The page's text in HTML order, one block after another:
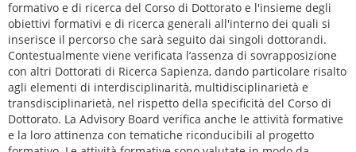
formativo e di ricerca del Corso di Dottorato e l'insieme degli
obiettivi formativi e di ricerca generali all'interno dei quali si
inserisce il percorso che sarà seguito dai singoli dottorandi.
Contestualmente viene verificata l’assenza di sovrapposizione
con altri Dottorati di Ricerca Sapienza, dando particolare risalto
agli elementi di interdisciplinarità, multidisciplinarietà e
transdisciplinarietà, nel rispetto della specificità del Corso di
Dottorato. La Advisory Board verifica anche le attività formative
e la loro attinenza con tematiche riconducibili al progetto